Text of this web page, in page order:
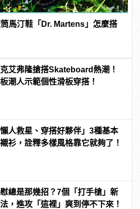
筒馬汀鞋「Dr. Martens」怎麼搭
艾弗隆搶搭Skateboard熱潮！
潮人示範個性滑板穿搭！
懶人救星、穿搭好夥伴」3種基本
衫，詮釋多樣風格靠它就夠了！
慰總是那幾招？7個「打手槍」新
，進攻「這裡」爽到停不下來！